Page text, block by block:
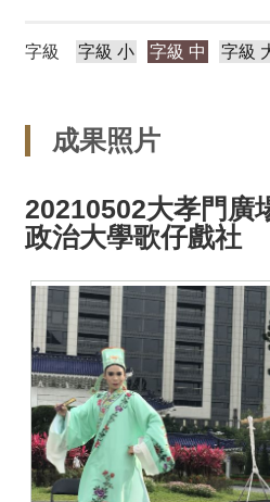
字級 字級 小 字級 中 字級
成果照片
20210502大孝門廣
政治大學歌仔戲社